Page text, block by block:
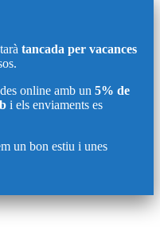
tancada per vacances
online amb un 5% de
i els enviaments es
un bon estiu i unes